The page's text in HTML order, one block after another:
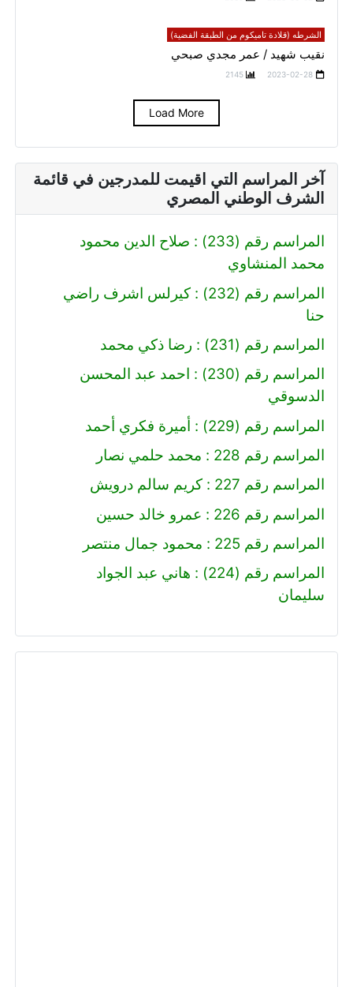
الشرطه (قلادة تاميكوم من الطبقة الفضية)
نقيب شهيد / عمر مجدي صبحي
2023-02-28
2145
Load More
آخر المراسم التي اقيمت للمدرجين في قائمة
الشرف الوطني المصري
المراسم رقم (233) : صلاح الدين محمود
محمد المنشاوي
المراسم رقم (232) : كيرلس اشرف راضي
حنا
المراسم رقم (231) : رضا ذكي محمد
المراسم رقم (230) : احمد عبد المحسن
الدسوقي
المراسم رقم (229) : أميرة فكري أحمد
المراسم رقم 228 : محمد حلمي نصار
المراسم رقم 227 : كريم سالم درويش
المراسم رقم 226 : عمرو خالد حسين
المراسم رقم 225 : محمود جمال منتصر
المراسم رقم (224) : هاني عبد الجواد
سليمان